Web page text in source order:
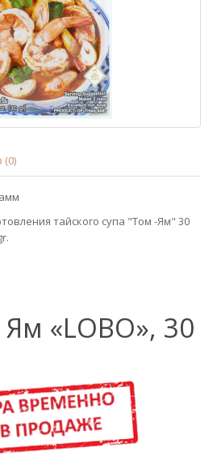
(0)
тайского супа "Том -Ям" 30
«LOBO», 30